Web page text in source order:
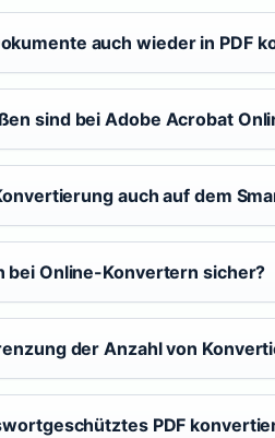
auch wieder in PDF
sind bei Adobe Acrobat
auch auf dem
bei Online-Konvertern sicher?
der Anzahl von
PDF